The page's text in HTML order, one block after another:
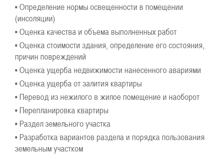
• Определение нормы освещенности в помещении
(инсоляции)
• Оценка качества и объема выполненных работ
• Оценка стоимости здания, определение его состояния,
причин повреждений
• Оценка ущерба недвижимости нанесенного авариями
• Оценка ущерба от залития квартиры
• Перевод из нежилого в жилое помещение и наоборот
• Перепланировка квартиры
• Раздел земельного участка
• Разработка вариантов раздела и порядка пользования
земельным участком